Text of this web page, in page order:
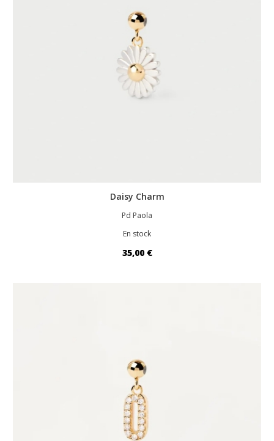
Daisy Charm
Pd Paola
En stock
35,00 €